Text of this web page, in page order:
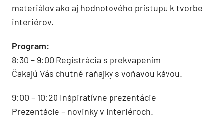
materiálov ako aj hodnotového prístupu k tvorbe
interiérov.
Program:
8:30 – 9:00 Registrácia s prekvapením
Čakajú Vás chutné raňajky s voňavou kávou.
9:00 – 10:20 Inšpiratívne prezentácie
Prezentácie – novinky v interiéroch.